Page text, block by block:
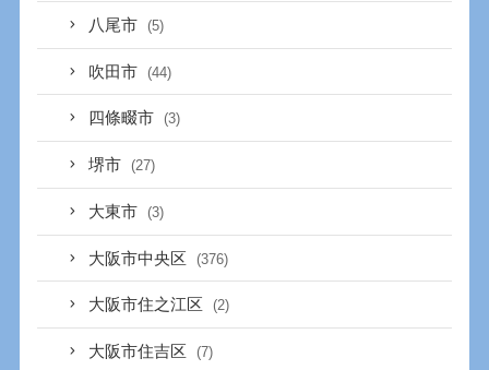
八尾市 (5)
吹田市 (44)
四條畷市 (3)
堺市 (27)
大東市 (3)
大阪市中央区 (376)
大阪市住之江区 (2)
大阪市住吉区 (7)